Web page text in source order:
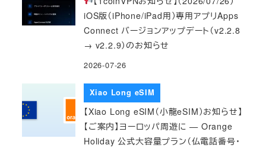
iOS版（iPhone/iPad用）専用アプリApps
Connect バージョンアップデート（v2.2.8
→ v2.2.9）のお知らせ
2026-07-26
Xiao Long eSIM
【Xiao Long eSIM（小龍eSIM）お知らせ】
【ご案内】ヨーロッパ周遊に — Orange
Holiday 公式大容量プラン（仏電話番号・